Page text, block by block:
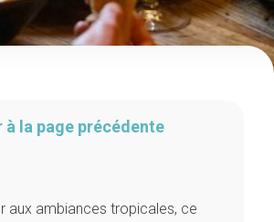
à la page précédente
aux ambiances tropicales, ce